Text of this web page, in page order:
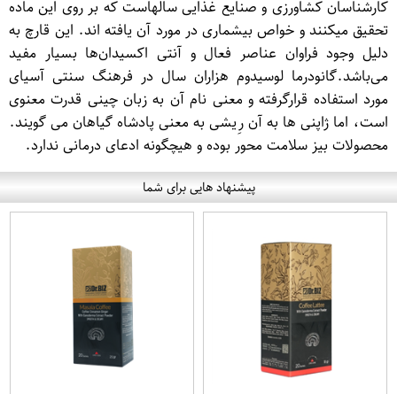
کارشناسان کشاورزی و صنایع غذایی سالهاست که بر روی این ماده
تحقیق میکنند و خواص بیشماری در مورد آن یافته اند. این قارچ به
دلیل وجود فراوان عناصر فعال و آنتی اکسیدان‌ها بسیار مفید
می‌باشد.گانودرما لوسیدوم هزاران سال در فرهنگ سنتی آسیای
مورد استفاده قرارگرفته و معنی نام آن به زبان چینی قدرت معنوی
است، اما ژاپنی ها به آن رِیشی به معنی پادشاه گیاهان می گویند.
محصولات بیز سلامت محور بوده و هیچگونه ادعای درمانی ندارد.
پیشنهاد هایی برای شما